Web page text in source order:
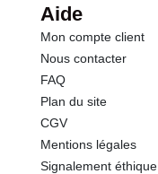
Aide
Mon compte client
Nous contacter
FAQ
Plan du site
CGV
Mentions légales
Signalement éthique